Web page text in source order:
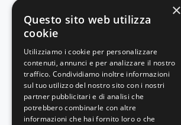
×
Questo sito web utilizza
cookie
Utilizziamo i cookie per personalizzare
contenuti, annunci e per analizzare il nostro
traffico. Condividiamo inoltre informazioni
sul tuo utilizzo del nostro sito con i nostri
partner pubblicitari e di analisi che
potrebbero combinarle con altre
informazioni che hai fornito loro o che